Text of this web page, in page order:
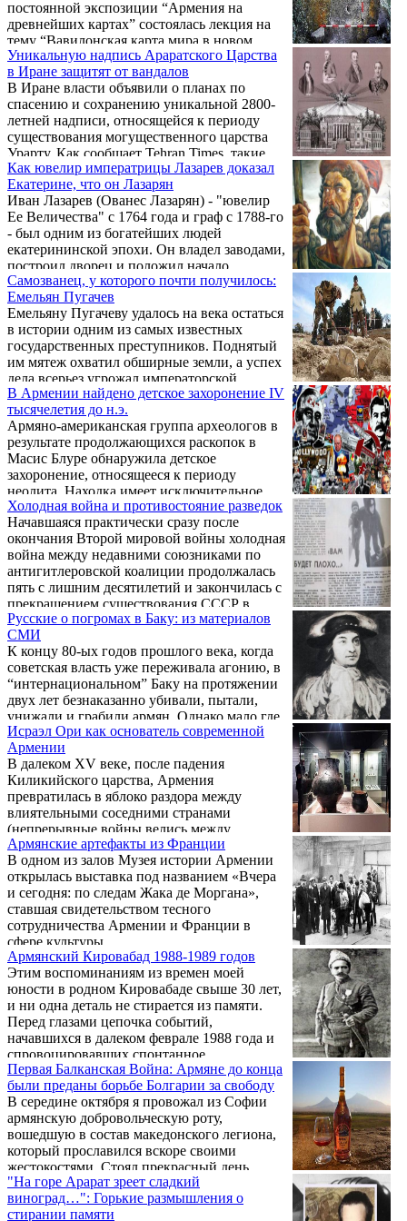
постоянной экспозиции “Армения на
древнейших картах” состоялась лекция на
тему “Вавилонская карта мира в новом
свете”. Как сообщает Арменпресс, в
результате международного сотрудничества,
в Музее истории Армении лекцию
прочитал профессор, старший хранитель
фонда отдела Ближнего Востока
Британского музея Ирвинг Финкель.
Уникальную надпись Араратского Царства
в Иране защитят от вандалов
В Иране власти объявили о планах по
спасению и сохранению уникальной 2800-
летней надписи, относящейся к периоду
существования могущественного царства
Урарту. Как сообщает Tehran Times, такие
планы публично озвучил заместитель
директора по культурному наследию
Восточного Азербайджана Вахид Навадад.
Как ювелир императрицы Лазарев доказал
Екатерине, что он Лазарян
Иван Лазарев (Ованес Лазарян) - "ювелир
Ее Величества" с 1764 года и граф с 1788-го
- был одним из богатейших людей
екатерининской эпохи. Он владел заводами,
построил дворец и положил начало
строительству армянской церкви на
Невском проспекте. О том, что попросил
Лазарев у императрицы - пишет колумнист
Sputnik Рубен Гюльмисарян.
Самозванец, у которого почти получилось:
Емельян Пугачев
Емельяну Пугачеву удалось на века остаться
в истории одним из самых известных
государственных преступников. Поднятый
им мятеж охватил обширные земли, а успех
дела всерьез угрожал императорской
власти. Большинство историков сходятся во
мнении, что за ложным Петром III, которого
изображал из себя беглый казак, стояли
серьезные силы. Ведь самозванцев в России
на тот момент было много, но получилось
лишь у него.
В Армении найдено детское захоронение IV
тысячелетия до н.э.
Армяно-американская группа археологов в
результате продолжающихся раскопок в
Масис Блуре обнаружила детское
захоронение, относящееся к периоду
неолита. Находка имеет исключительное
значение, поскольку к настоящему времени
обнаружено всего 3 таких захоронения,
относящихся к периоду неолита, два из
которых - в Масисе. Об этом корр."ГА"
сообщил профессор Института археологии
и этнографии НАН РА профессор Павел
Аветисян.
Холодная война и противостояние разведок
Начавшаяся практически сразу после
окончания Второй мировой войны холодная
война между недавними союзниками по
антигитлеровской коалиции продолжалась
пять с лишним десятилетий и закончилась с
прекращением существования СССР в
начале 1990-х. Холодную войну, когда
конфронтация осуществлялась по всем
направлениям, от экономики до спорта,
можно смело считать предшественником
нынешних гибридных войн. В обоих
случаях разведка была и есть на переднем
крае борьбы, да и в обозримом будущем
останется одним ...
Русские о погромах в Баку: из материалов
СМИ
К концу 80-ых годов прошлого века, когда
советская власть уже переживала агонию, в
“интернациональном” Баку на протяжении
двух лет безнаказанно убивали, пытали,
унижали и грабили армян. Однако мало где
упоминается о том, что гонениям также
подверглись представители других наций -
осетины, грузины, евреи, а более всего -
русские. Тот факт, что царившая в тот
период в Баку атмосфера ненависти
касалась не только армян, доказывают в том
числе свидетельства очевидцев. Архивные
материалы сохранили сведения ...
Исраэл Ори как основатель современной
Армении
В далеком XV веке, после падения
Киликийского царства, Армения
превратилась в яблоко раздора между
влиятельными соседними странами
(непрерывные войны велись между
Тамерланом и агрессивными племенами
Ак-коюнлу и Кара-коюнлу) и, конечно же,
Персией. А позднее к ним примкнула,
желая оторвать для себя лакомый кусочек, и
Турция.
Армянские артефакты из Франции
В одном из залов Музея истории Армении
открылась выставка под названием «Вчера
и сегодня: по следам Жака де Моргана»,
ставшая свидетельством тесного
сотрудничества Армении и Франции в
сфере культуры.
Армянский Кировабад 1988-1989 годов
Этим воспоминаниям из времен моей
юности в родном Кировабаде свыше 30 лет,
и ни одна деталь не стирается из памяти.
Перед глазами цепочка событий,
начавшихся в далеком феврале 1988 года и
спровоцировавших спонтанное
формирование отрядов самообороны на
местах. Но за два года сопротивления,
столкнувшись с преступной политикой
Центра, попустительствующего действиям
азербайджанского руководства и
направляемым им вандалам, армянское
население Кировабада - а это десятки тысяч
человек - было вынуждено покинуть ...
Первая Балканская Война: Армяне до конца
были преданы борьбе Болгарии за свободу
В середине октября я провожал из Софии
армянскую добровольческую роту,
вошедшую в состав македонского легиона,
который прославился вскоре своими
жестокостями. Стоял прекрасный день
балканской осени, солнце светило ярко, в
городе было еще мало раненых, и война
имела еще ликующий вид. Добровольцы
"На горе Арарат зреет сладкий
виноград…": Горькие размышления о
стирании памяти